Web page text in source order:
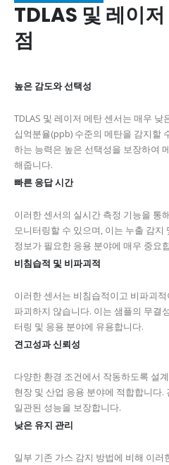
TDLAS 및 레이
점
높은 감도와 선택성
TDLAS 및 레이저 메탄 센서는 매우
십억분율(ppb) 수준의 메탄을 감지할
하는 능력은 높은 선택성을 보장하여
해줍니다.
빠른 응답 시간
이러한 센서의 실시간 측정 기능을 통
모니터링할 수 있으며, 이는 누출 감
정보가 필요한 응용 분야에 매우 중요
비침습적 및 비파괴적
이러한 센서는 비침습적이고 비파괴
파괴하지 않습니다. 이는 샘플의 무결
터링 및 응용 분야에 유용합니다.
견고성과 신뢰성
다양한 환경 조건에서 작동하도록 설
현장 및 산업 응용 분야에 적합합니다
일관된 성능을 보장합니다.
낮은 유지 관리
일부 기존 가스 감지 방법에 비해 이